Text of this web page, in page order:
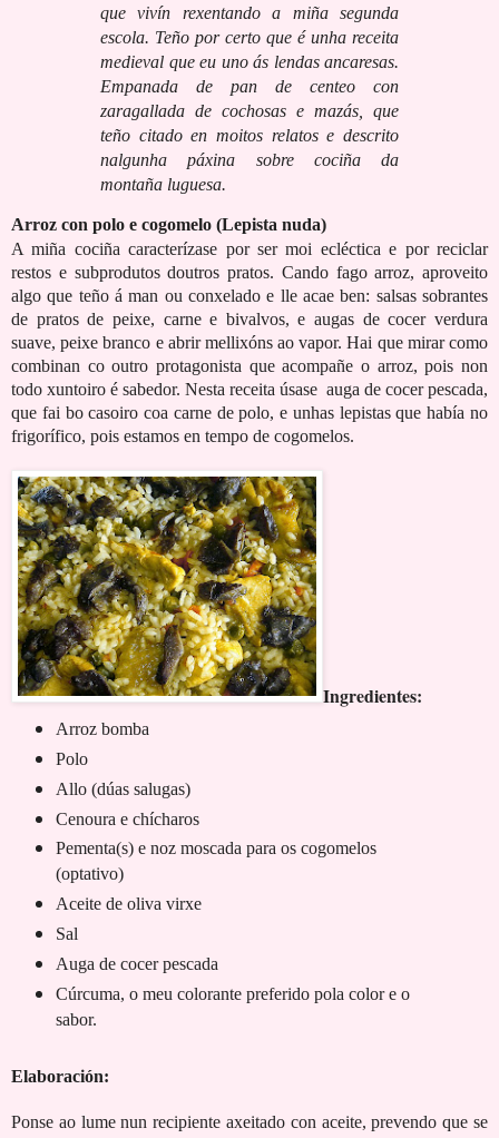
que vivín rexentando a miña segunda
escola. Teño por certo que é unha receita
medieval que eu uno ás lendas ancaresas.
Empanada de pan de centeo con
zaragallada de cochosas e mazás, que
teño citado en moitos relatos e descrito
nalgunha páxina sobre cociña da
montaña luguesa.
Arroz con polo e cogomelo (Lepista nuda)
A miña cociña caracterízase por ser moi ecléctica e por reciclar
restos e subprodutos doutros pratos. Cando fago arroz, aproveito
algo que teño á man ou conxelado e lle acae ben: salsas sobrantes
de pratos de peixe, carne e bivalvos, e augas de cocer verdura
suave, peixe branco e abrir mellixóns ao vapor. Hai que mirar como
combinan co outro protagonista que acompañe o arroz, pois non
todo xuntoiro é sabedor. Nesta receita úsase auga de cocer pescada,
que fai bo casoiro coa carne de polo, e unhas lepistas que había no
frigorífico, pois estamos en tempo de cogomelos.
Ingredientes:
Arroz bomba
Polo
Allo (dúas salugas)
Cenoura e chícharos
Pementa(s) e noz moscada para os cogomelos
(optativo)
Aceite de oliva virxe
Sal
Auga de cocer pescada
Cúrcuma, o meu colorante preferido pola color e o
sabor.
Elaboración:
Ponse ao lume nun recipiente axeitado con aceite, prevendo que se